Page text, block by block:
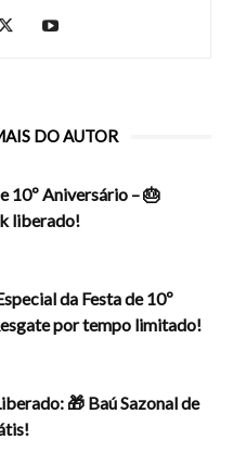
DO AUTOR
10º Aniversário – 🎂
liberado!
da Festa de 10º
por tempo limitado!
🎁 Baú Sazonal de